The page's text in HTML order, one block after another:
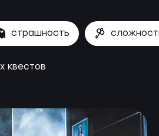
страшность
квестов